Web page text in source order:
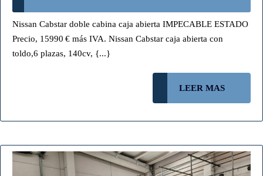
CON
Nissan Cabstar doble cabina caja abierta IMPECABLE ESTADO
Precio, 15990 € más IVA. Nissan Cabstar caja abierta con
toldo,6 plazas, 140cv, {...}
LEER MAS
MAS